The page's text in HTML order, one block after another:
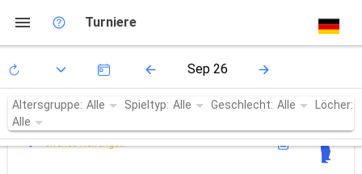
Turniere
Tournaments
Altersgruppe: Spieltyp: Geschlecht: Löcher:
Dienstag, 01.09.2026 10:00
Mittwoch, 02.09.2026 13:00
offenes Herrengolf